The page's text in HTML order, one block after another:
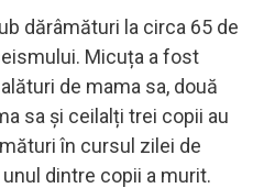
dărâmături la circa 65 de
Micuța a fost
de mama sa, două
sa și ceilalți trei copii au
în cursul zilei de
dintre copii a murit.